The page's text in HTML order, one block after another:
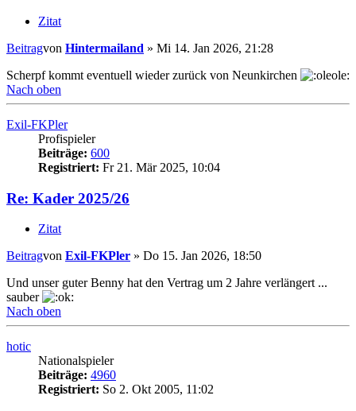
Zitat
Beitragvon Hintermailand » Mi 14. Jan 2026, 21:28
Scherpf kommt eventuell wieder zurück von Neunkirchen
Nach oben
Exil-FKPler
Profispieler
Beiträge: 600
Registriert: Fr 21. Mär 2025, 10:04
Re: Kader 2025/26
Zitat
Beitragvon Exil-FKPler » Do 15. Jan 2026, 18:50
Und unser guter Benny hat den Vertrag um 2 Jahre verlängert ...
sauber
Nach oben
hotic
Nationalspieler
Beiträge: 4960
Registriert: So 2. Okt 2005, 11:02